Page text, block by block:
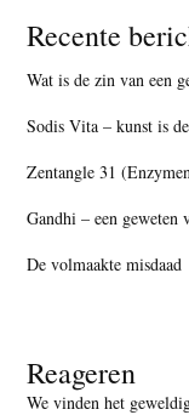
Recente
Wat is de zin van een
Sodis Vita – kunst is
Zentangle 31
Gandhi – een geweten
De volmaakte misdaad
Reageren
We vinden het